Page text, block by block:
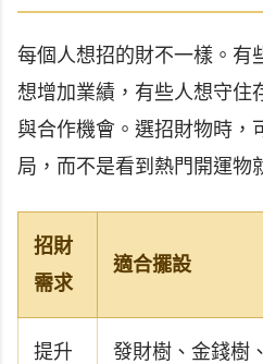
每個人想招的財不一樣。有
想增加業績，有些人想守住
與合作機會。選招財物時，
局，而不是看到熱門開運物
招財
需求
適合擺設
提升
發財樹、金錢樹、